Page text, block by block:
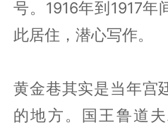
号。1916年到1917年
此居住，潜心写作。
黄金巷其实是当年宫
的地方。国王鲁道